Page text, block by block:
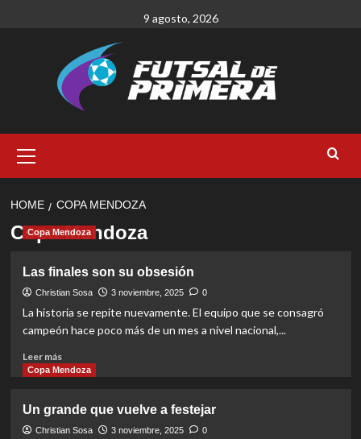
9 agosto, 2026
Menu
HOME COPA MENDOZA
Copa Mendoza
Copa Mendoza
Las finales son su obsesión
Christian Sosa 3 noviembre, 2025 0
La historia se repite nuevamente. El equipo que se consagró
campeón hace poco más de un mes a nivel nacional,...
Leer másRead
more
finales
son
Copa Mendoza
Un grande que vuelve a festejar
Christian Sosa 3 noviembre, 2025 0